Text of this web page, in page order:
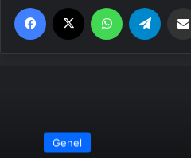
Facebook WhatsApp
Genel